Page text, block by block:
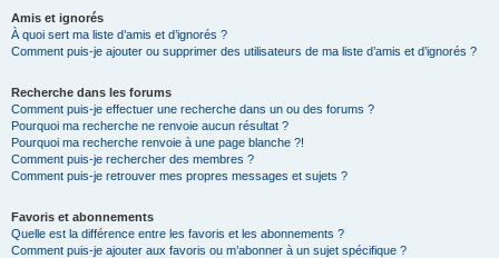
Amis et ignorés
À quoi sert ma liste d’amis et d’ignorés ?
Comment puis-je ajouter ou supprimer des utilisateurs de ma liste d’amis et d’ignorés ?
Recherche dans les forums
Comment puis-je effectuer une recherche dans un ou des forums ?
Pourquoi ma recherche ne renvoie aucun résultat ?
Pourquoi ma recherche renvoie à une page blanche ?!
Comment puis-je rechercher des membres ?
Comment puis-je retrouver mes propres messages et sujets ?
Favoris et abonnements
Quelle est la différence entre les favoris et les abonnements ?
Comment puis-je ajouter aux favoris ou m’abonner à un sujet spécifique ?